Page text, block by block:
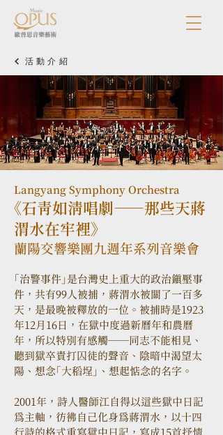
活動介紹
Langyang Symphony Orchestra
《石青如清唱劇——那些天蔣
渭水在牢裡》
蘭陽交響樂團九週年系列音樂會
「治警事件」是台灣史上重大的政治鎮壓事
件，共有99人被捕，蔣渭水被關了一百多
天，是最晚被釋放的一位。被捕時是1923
年12月16日，在獄中度過新曆年和農曆
年，所以特別有感觸──同志不能相見、
聽到獄卒責打囚徒的聲音、陰暗中渴望太
陽、想念「大稻埕」、想起惦念的名字。
2001年，詩人醫師江自得以這些獄中日記
為主軸，彷彿自己化身為蔣渭水，以十四
行詩的格式重寫獄中日記，寫成15首抒情